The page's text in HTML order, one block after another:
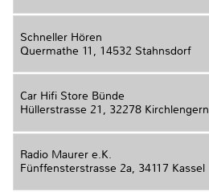
Schneller Hören
Quermathe 11, 14532 Stahnsdorf
Car Hifi Store Bünde
Hüllerstrasse 21, 32278 Kirchlengern
Radio Maurer e.K.
Fünffensterstrasse 2a, 34117 Kassel